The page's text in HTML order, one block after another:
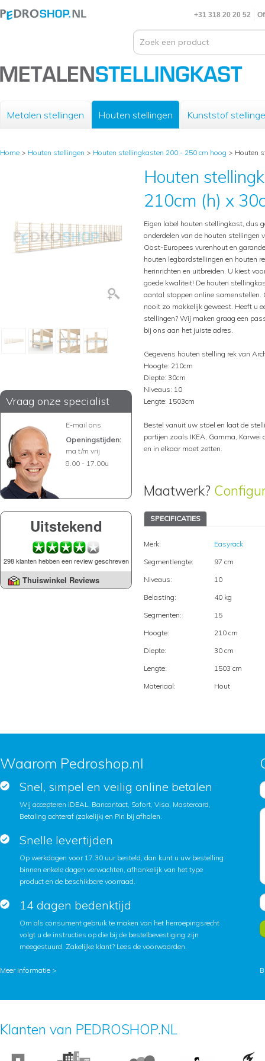
+31 318 20 20 52
Metalen stellingen Houten stellingen Kunststof
Home > Houten stellingen > Houten stellingkasten 200 - 250 cm hoog > Houten
Vraag onze specialist
E-mail ons
Openingstijden:
ma t/m vrij
8.00 - 17.00u
Uitstekend
298 klanten hebben een review geschreven
Thuiswinkel Reviews
Houten
210cm (h) x
Eigen label houten stellingkast, dus
onderdelen van de houten stellingen
Oost-Europees vurenhout en
houten legbordstellingen en houten
herinrichten en uitbreiden. U kiest
goede kwaliteit! De houten
aantal stappen online
nooit zo makkelijk geweest. Heeft u
stellingen? Wij maken graag een
bij ons aan het juiste adres.
Gegevens houten stelling rek van
Hoogte: 210cm
Diepte: 30cm
Niveaus: 10
Lengte: 1503cm
Bestel vanuit uw stoel en laat de
partijen zoals IKEA, Gamma,
en in elkaar moet zetten.
Maatwerk?
SPECIFICATIES
Merk:
Easyrack
Segmentlengte:
97 cm
Niveaus:
10
Belasting:
40 kg
Segmenten:
15
Hoogte:
210 cm
Diepte:
30 cm
Lengte:
1503 cm
Materiaal:
Hout
Waarom Pedroshop.nl
Snel, simpel en veilig online betalen
Wij accepteren iDEAL, Bancontact, Sofort, Visa, Mastercard,
Betaling achteraf (zakelijk) en Pin bij afhalen.
Snelle levertijden
Op werkdagen voor 17.30 uur besteld, dan kunt u uw bestelling
binnen enkele dagen verwachten, afhankelijk van het type
product en de beschikbare voorraad.
14 dagen bedenktijd
Om als consument gebruik te maken van het herroepingsrecht
volgt u de instructies op die bij de bestelbevestiging zijn
meegestuurd. Zakelijke klant? Lees de voorwaarden.
Meer informatie >
Klanten van PEDROSHOP.NL